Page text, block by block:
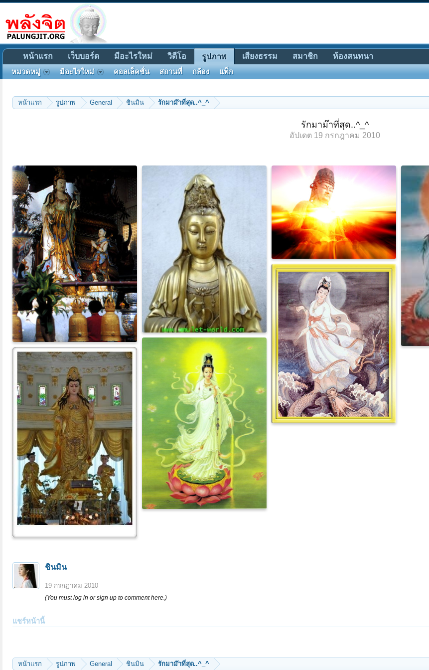
หน้าแรก รูปภาพ General ชินมิน รักมาม๊าที่สุด..^_^
รักมาม๊าที่สุด..^_^
อัปเดต 19 กรกฎาคม 2010
ชินมิน
19 กรกฎาคม 2010
(You must log in or sign up to comment here.)
แชร์หน้านี้
หน้าแรก รูปภาพ General ชินมิน รักมาม๊าที่สุด..^_^
หน้าแรก เว็บบอร์ด มีอะไรใหม่ วิดีโอ รูปภาพ
หมวดหมู่ มีอะไรใหม่ คอลเล็คชั่น สถานที่ กล้อง แท็ก
เสียงธรรม สมาชิก ห้องสนทนา